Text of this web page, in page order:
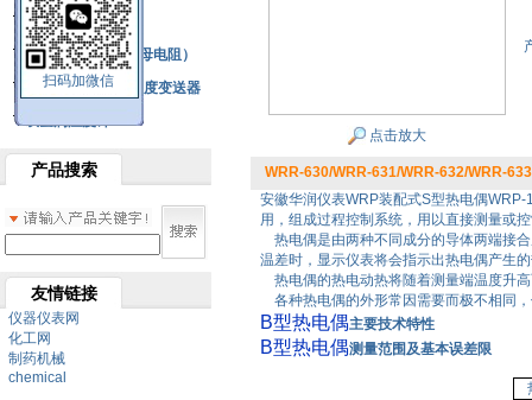
扫码加微信
热电阻
铂热电阻元件（云母电阻）
SBW系列一体化温度变送器
双金属温度计
产品搜索
友情链接
仪器仪表网
化工网
制药机械
chemical
点击放大
WRR-630/WRR-631/WRR-632/WRR-
安徽华润仪表WRP装配式S型热电偶
用，组成过程控制系统，用以直接测量或
热电偶是由两种不同成分的导体两端接
温差时，显示仪表将会指示出热电偶产生
热电偶的热电动热将随着测量端温度升
各种热电偶的外形常因需要而极不相同
B型热电偶主要技术特性
B型热电偶测量范围及基本误差限